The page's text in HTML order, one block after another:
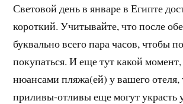
Световой день в январе в Египте
короткий. Учитывайте, что после
буквально всего пара часов, чтобы
покупаться. И еще тут какой момент,
нюансами пляжа(ей) у вашего отеля,
приливы-отливы еще могут украсть